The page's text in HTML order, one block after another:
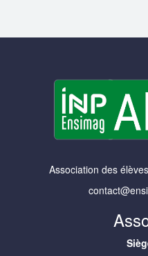
Association des